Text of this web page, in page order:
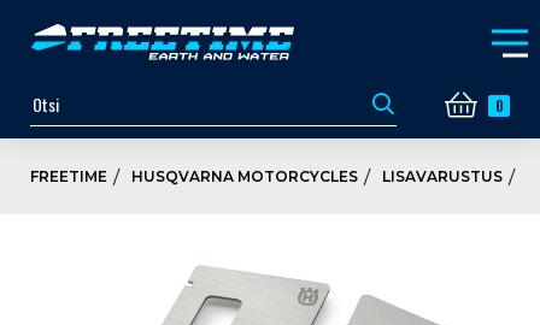
0
FREETIME HUSQVARNA MOTORCYCLES LISAVARUSTUS